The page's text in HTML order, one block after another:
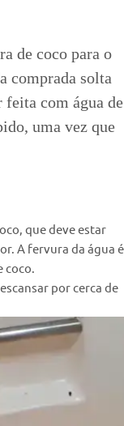
de coco para o
comprada solta
feita com água de
uma vez que
que deve estar
A fervura da água é
por cerca de